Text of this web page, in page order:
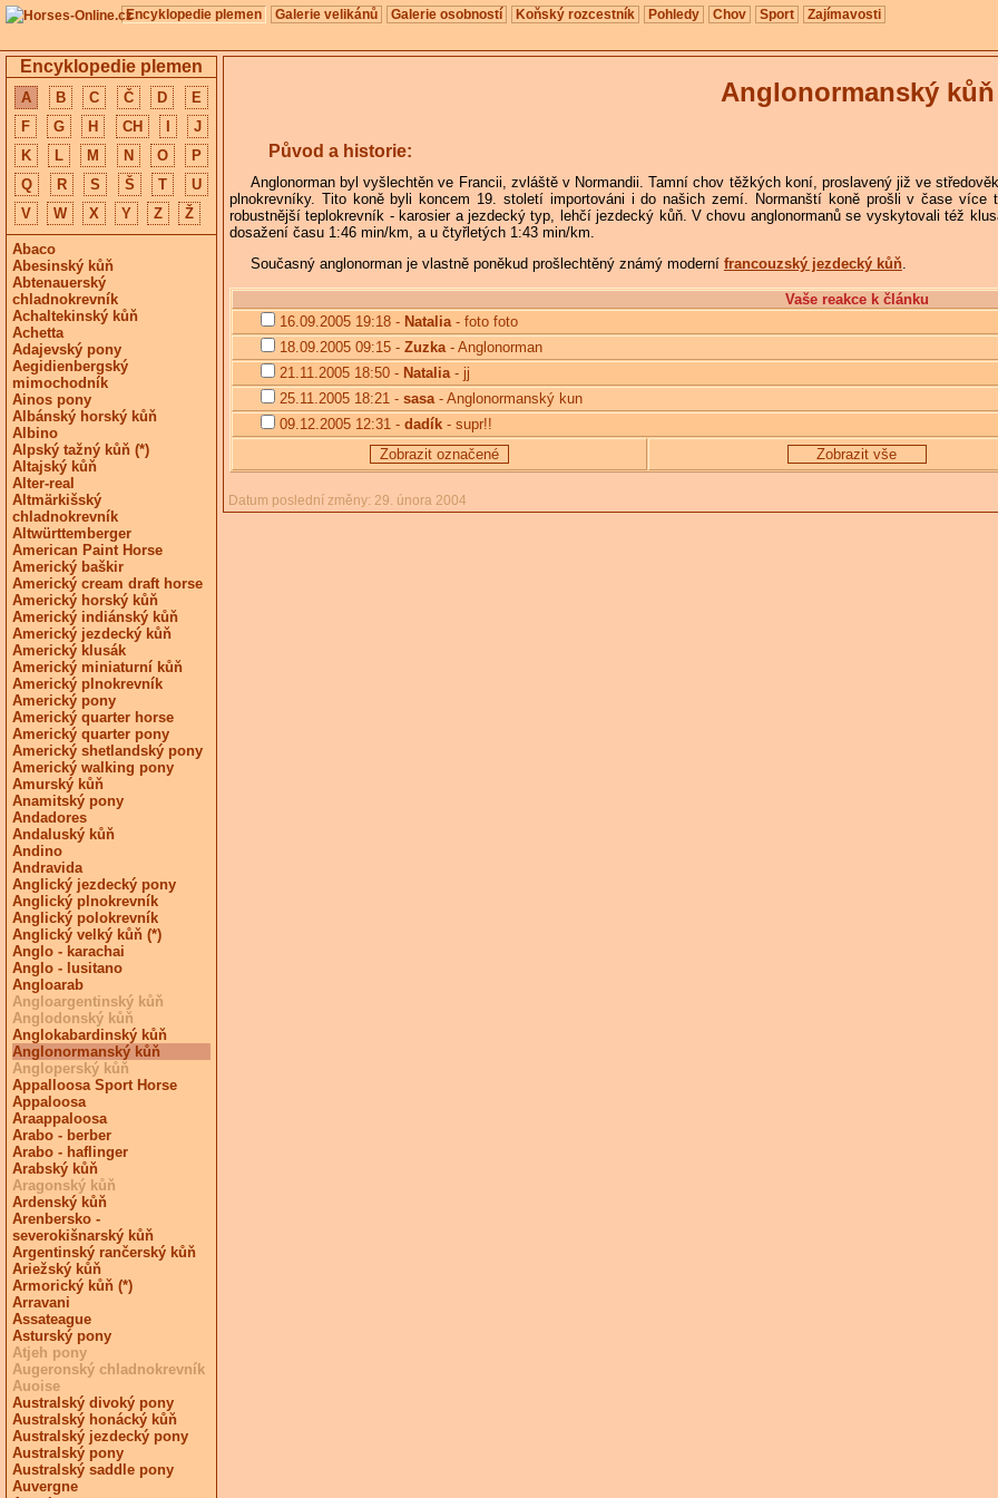
Encyklopedie plemen Galerie velikánů Galerie osobností Koňský rozcestník Pohledy Chov Sport Zajímavosti
Encyklopedie plemen
A B C Č D
E
F
G H CH
J
K
L M N O
P
Q
R S Š T
U
V
W X Y Z Ž
Abaco
Abesinský kůň
Abtenauerský
chladnokrevník
Achaltekinský kůň
Achetta
Adajevský pony
Aegidienbergský
mimochodník
Ainos pony
Albánský horský kůň
Albino
Alpský tažný kůň (*)
Altajský kůň
Alter-real
Altmärkišský
chladnokrevník
Altwürttemberger
American Paint Horse
Americký baškir
Americký cream draft horse
Americký horský kůň
Americký indiánský kůň
Americký jezdecký kůň
Americký klusák
Americký miniaturní kůň
Americký plnokrevník
Americký pony
Americký quarter horse
Americký quarter pony
Americký shetlandský pony
Americký walking pony
Amurský kůň
Anamitský pony
Andadores
Andaluský kůň
Andino
Andravida
Anglický jezdecký pony
Anglický plnokrevník
Anglický polokrevník
Anglický velký kůň (*)
Anglo - karachai
Anglo - lusitano
Angloarab
Angloargentinský kůň
Anglodonský kůň
Anglokabardinský kůň
Anglonormanský kůň
Angloperský kůň
Appalloosa Sport Horse
Appaloosa
Araappaloosa
Arabo - berber
Arabo - haflinger
Arabský kůň
Aragonský kůň
Ardenský kůň
Arenbersko -
severokišnarský kůň
Argentinský rančerský kůň
Ariežský kůň
Armorický kůň (*)
Arravani
Assateague
Asturský pony
Atjeh pony
Augeronský chladnokrevník
Auoise
Australský divoký pony
Australský honácký kůň
Australský jezdecký pony
Australský pony
Australský saddle pony
Auvergne
Anglonormanský kůň
Původ a historie:
Anglonorman byl vyšlechtěn ve Francii, zvláště v Normandii. Tamní chov těžkých koní, proslavený již ve
plnokrevníky. Tito koně byli koncem 19. století importováni i do našich zemí. Normanští koně prošli v čase
robustnější teplokrevník - karosier a jezdecký typ, lehčí jezdecký kůň. V chovu anglonormanů se vyskytovali též
dosažení času 1:46 min/km, a u čtyřletých 1:43 min/km.
Současný anglonorman je vlastně poněkud prošlechtěný známý moderní francouzský jezdecký kůň.
Vaše reakce k článku
16.09.2005 19:18 - Natalia - foto foto
18.09.2005 09:15 - Zuzka - Anglonorman
21.11.2005 18:50 - Natalia - jj
25.11.2005 18:21 - sasa - Anglonormanský kun
09.12.2005 12:31 - dadík - supr!!
Zobrazit označené
Zobrazit vše
Datum poslední změny: 29. února 2004